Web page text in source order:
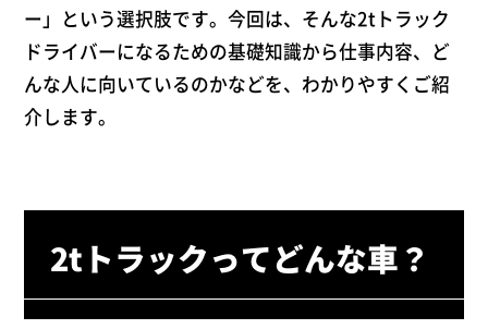
トラックドライバーはキツイって本当？
高卒でトラック運転手になるのはアリ？キャ
リアの実態を調査
中型トラック（4t）ドライバーはきつい？デ
ータで見る走行距離や仕事内容、後悔しない
ー」という選択肢です。今回は、そんな2tトラック
ドライバーになるための基礎知識から仕事内容、ど
んな人に向いているのかなどを、わかりやすくご紹
介します。
2tトラックってどんな車？